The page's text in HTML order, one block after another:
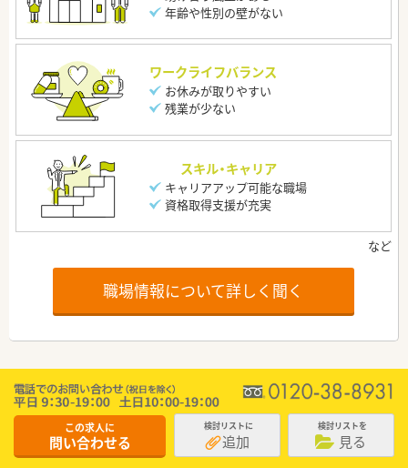
年齢や性別の壁がない
ワークライフバランス
お休みが取りやすい
残業が少ない
スキル・キャリア
キャリアアップ可能な職場
資格取得支援が充実
職場情報について詳しく聞く
この求人に
問い合わせる
検討リストに
追加
検討リストを
見る